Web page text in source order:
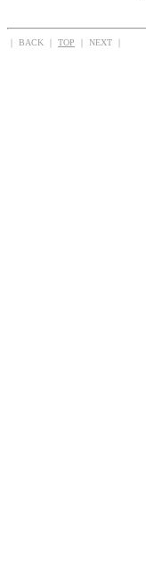
｜ BACK ｜ TOP ｜ NEXT ｜